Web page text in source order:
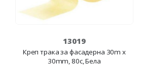
13019
Креп трака за фасадерна 30m x
30mm, 80c, Бела